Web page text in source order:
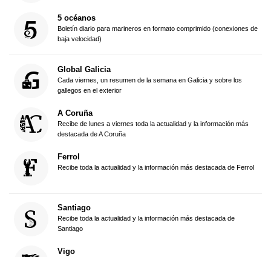
5 océanos
Boletín diario para marineros en formato comprimido (conexiones de
baja velocidad)
Global Galicia
Cada viernes, un resumen de la semana en Galicia y sobre los
gallegos en el exterior
A Coruña
Recibe de lunes a viernes toda la actualidad y la información más
destacada de A Coruña
Ferrol
Recibe toda la actualidad y la información más destacada de Ferrol
Santiago
Recibe toda la actualidad y la información más destacada de
Santiago
Vigo